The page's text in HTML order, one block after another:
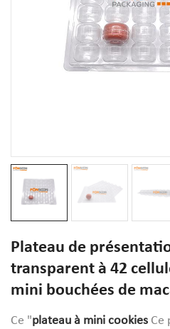
Plateau de
transparent à 42
mini bouchées de
Ce "plateau à mini cookies Ce